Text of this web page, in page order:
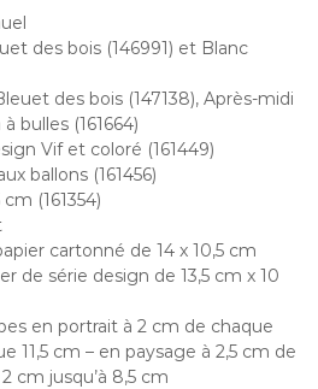
des bois (146991) et Blanc
des bois (147138), Après-midi
bulles (161664)
Vif et coloré (161449)
ballons (161456)
(161354)
cartonné de 14 x 10,5 cm
de série design de 13,5 cm x 10
en portrait à 2 cm de chaque
11,5 cm – en paysage à 2,5 cm de
cm jusqu’à 8,5 cm